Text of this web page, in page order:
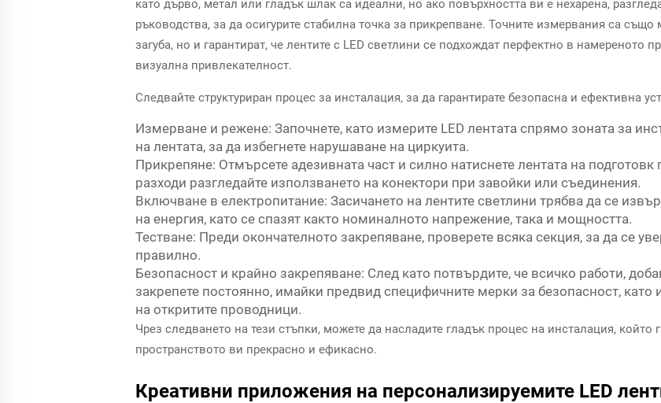
като дърво, метал или гладък шлак са идеални, но ако повърхността ви е нехарена,
ръководства, за да осигурите стабилна точка за прикрепване. Точните измервания са
загуба, но и гарантират, че лентите с LED светлини се подхождат перфектно в намереното
визуална привлекателност.
Следвайте структуриран процес за инсталация, за да гарантирате безопасна и ефективна
Измерване и режене: Започнете, като измерите LED лентата спрямо зоната за
на лентата, за да избегнете нарушаване на циркуита.
Прикрепяне: Отмърсете адезивната част и силно натиснете лентата на
разходи разгледайте използването на конектори при завойки или съединения.
Включване в електропитание: Засичането на лентите светлини трябва да се
на енергия, като се спазят както номиналното напрежение, така и мощността.
Тестване: Преди окончателното закрепяване, проверете всяка секция, за да се
правилно.
Безопасност и крайно закрепяване: След като потвърдите, че всичко работи,
закрепете постоянно, имайки предвид специфичните мерки за безопасност, като
на откритите проводници.
Чрез следването на тези стъпки, можете да насладите гладък процес на инсталация, който
пространството ви прекрасно и ефикасно.
Креативни приложения на персонализируемите LED